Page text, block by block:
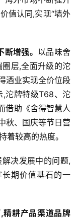
值认同,实现“墙外
增强。 以品味舍
层,全面升级的沱
酒业实现全价位段
,沱牌特级T68、沱
借助《舍得智慧人
秋、国庆等节日营
着较高的热度。
决发展中的问题,
期价值基石的一
耕产品渠道品牌